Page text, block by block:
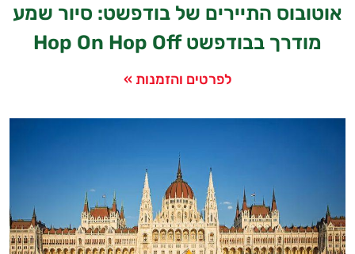
אוטובוס התיירים של בודפשט: סיור שמע
מודרך בבודפשט Hop On Hop Off
לפרטים והזמנות »